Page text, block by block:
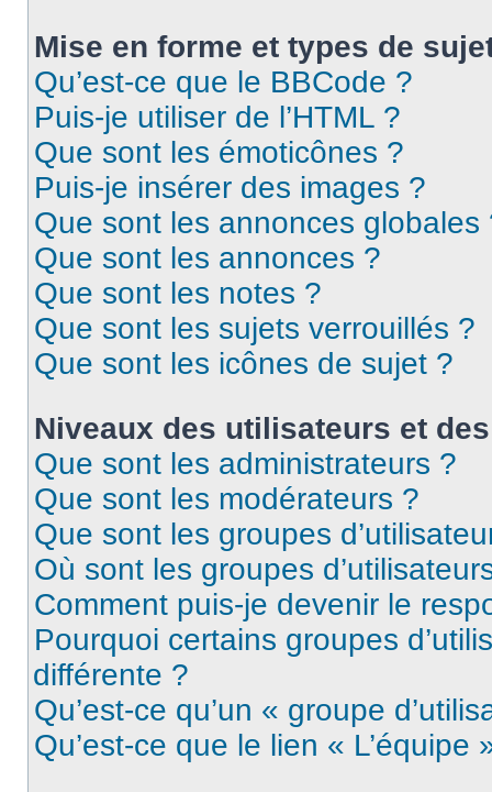
Mise en forme et types de
Qu’est-ce que le BBCode ?
Puis-je utiliser de l’HTML ?
Que sont les émoticônes ?
Puis-je insérer des images ?
Que sont les annonces globales
Que sont les annonces ?
Que sont les notes ?
Que sont les sujets verrouillés ?
Que sont les icônes de sujet ?
Niveaux des utilisateurs et
Que sont les administrateurs ?
Que sont les modérateurs ?
Que sont les groupes
Où sont les groupes
Comment puis-je devenir le
Pourquoi certains groupes
différente ?
Qu’est-ce qu’un « groupe
Qu’est-ce que le lien « L’équipe